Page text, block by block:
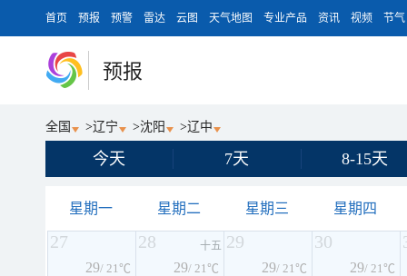
首页 预报 预警 雷达 云图 天气地图 专业产品 资讯 视频 节气
预报
全国 >辽宁 >沈阳 >辽中
今天 7天 8-15天
星期一 星期二 星期三 星期四
27
29/ 21℃
28 十五
29/ 21℃
29
29/ 21℃
30
29/ 21℃